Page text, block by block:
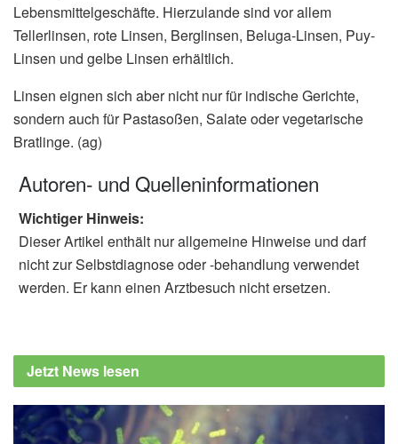
Lebensmittelgeschäfte. Hierzulande sind vor allem
Tellerlinsen, rote Linsen, Berglinsen, Beluga-Linsen, Puy-
Linsen und gelbe Linsen erhältlich.
Linsen eignen sich aber nicht nur für indische Gerichte,
sondern auch für Pastasoßen, Salate oder vegetarische
Bratlinge. (ag)
Autoren- und Quelleninformationen
Wichtiger Hinweis:
Dieser Artikel enthält nur allgemeine Hinweise und darf
nicht zur Selbstdiagnose oder -behandlung verwendet
werden. Er kann einen Arztbesuch nicht ersetzen.
Jetzt News lesen